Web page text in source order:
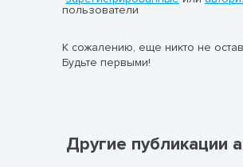
пользователи
К сожалению, еще никто не
Будьте первыми!
Другие публикации